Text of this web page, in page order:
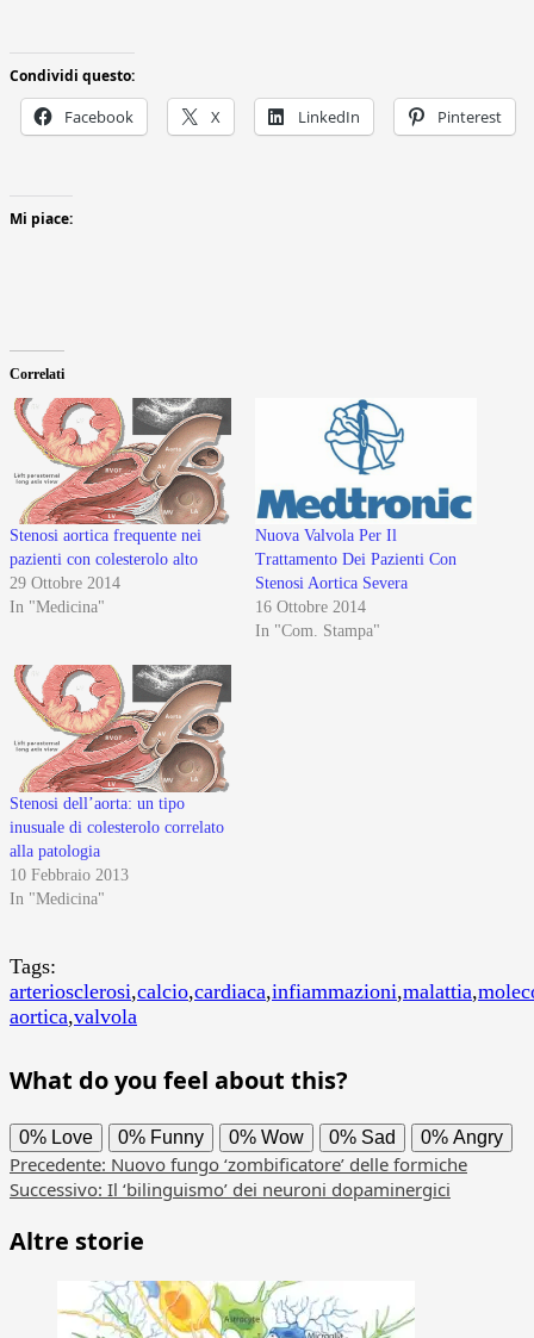
Condividi questo:
Facebook X LinkedIn Pinterest
Mi piace:
Correlati
Stenosi aortica frequente nei
pazienti con colesterolo alto
29 Ottobre 2014
In "Medicina"
Nuova Valvola Per Il
Trattamento Dei Pazienti Con
Stenosi Aortica Severa
16 Ottobre 2014
In "Com. Stampa"
Stenosi dell’aorta: un tipo
inusuale di colesterolo correlato
alla patologia
10 Febbraio 2013
In "Medicina"
Tags:
arteriosclerosi,calcio,cardiaca,infiammazioni,malattia,
aortica,valvola
What do you feel about this?
0% Love 0% Funny 0% Wow 0% Sad 0% Angry
Navigazione
Precedente: Nuovo fungo ‘zombificatore’ delle formiche
Successivo: Il ‘bilinguismo’ dei neuroni dopaminergici
Altre storie